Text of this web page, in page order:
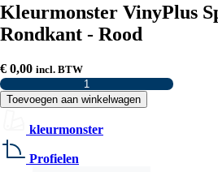
Kleurmonster VinyPlus
Rondkant - Rood
€ 0,00 incl. BTW
Kleurmonster
VinyPlus
Sponningdeel
Rondkant
-
Rood
Toevoegen aan winkelwagen
kleurmonster
Profielen